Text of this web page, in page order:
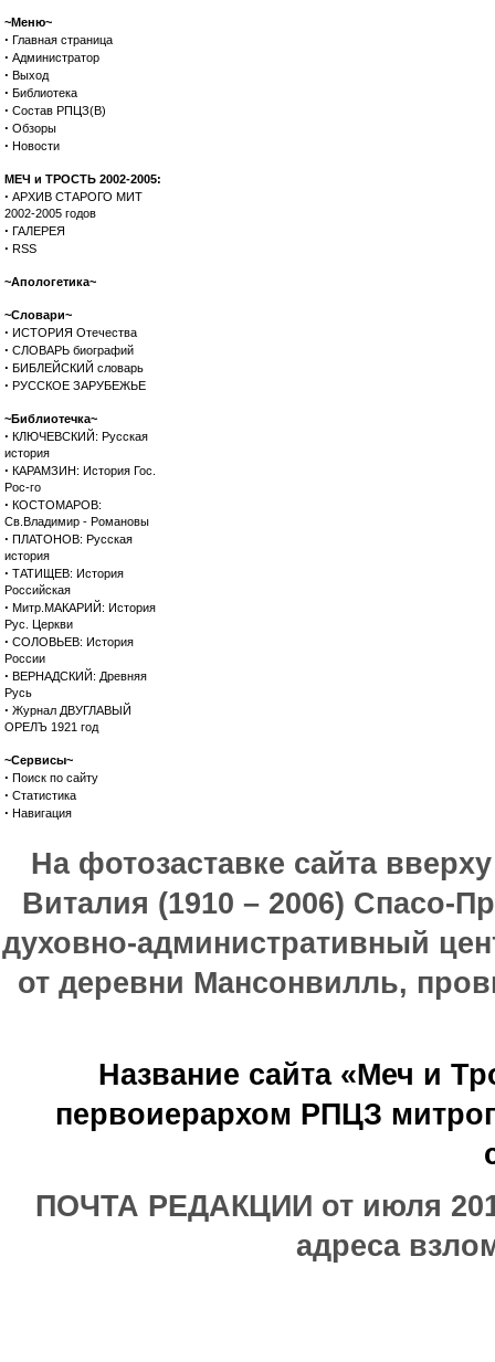
~Меню~
· Главная страница
· Администратор
· Выход
· Библиотека
· Состав РПЦЗ(В)
· Обзоры
· Новости
МЕЧ и ТРОСТЬ 2002-2005:
· АРХИВ СТАРОГО МИТ
2002-2005 годов
· ГАЛЕРЕЯ
· RSS
~Апологетика~
~Словари~
· ИСТОРИЯ Отечества
· СЛОВАРЬ биографий
· БИБЛЕЙСКИЙ словарь
· РУССКОЕ ЗАРУБЕЖЬЕ
~Библиотечка~
· КЛЮЧЕВСКИЙ: Русская
история
· КАРАМЗИН: История Гос.
Рос-го
· КОСТОМАРОВ:
Св.Владимир - Романовы
· ПЛАТОНОВ: Русская
история
· ТАТИЩЕВ: История
Российская
· Митр.МАКАРИЙ: История
Рус. Церкви
· СОЛОВЬЕВ: История
России
· ВЕРНАДСКИЙ: Древняя
Русь
· Журнал ДВУГЛАВЫЙ
ОРЕЛЪ 1921 год
~Сервисы~
· Поиск по сайту
· Статистика
· Навигация
На фотозаставке сайта
Виталия (1910 – 2006) Спасо-
духовно-административный
от деревни Мансонвилль,
Название сайта «Меч и
первоиерархом РПЦЗ
ПОЧТА РЕДАКЦИИ от июля
адреса